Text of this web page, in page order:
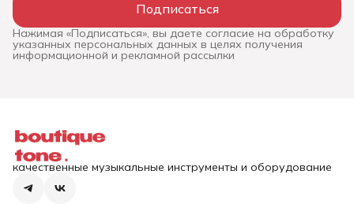
Подписаться
Нажимая «Подписаться», вы даете согласие на обработку
указанных персональных данных в целях получения
информационной и рекламной рассылки
качественные музыкальные инструменты и оборудование